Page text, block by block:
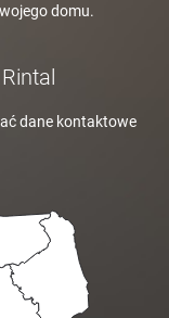
domu.
dane kontaktowe